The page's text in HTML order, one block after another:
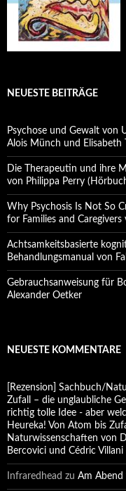
NEUESTE BEITRÄGE
Psychose und Gewalt von
Alois Münch und Elisabeth
Die Therapeutin und ihre
von Philippa Perry
Why Psychosis Is Not So
for Families and
Achtsamkeitsbasierte
Behandlungsmanual von
Gebrauchsanweisung für
Alexander Oetker
NEUESTE KOMMENTARE
[Rezension] Sachbuch/
Zufall – die unglaubliche
richtig tolle Idee - aber
Heureka! Von Atom bis
Naturwissenschaften von
Bercovici und Cédric Villani
Infraredhead zu Am Abend